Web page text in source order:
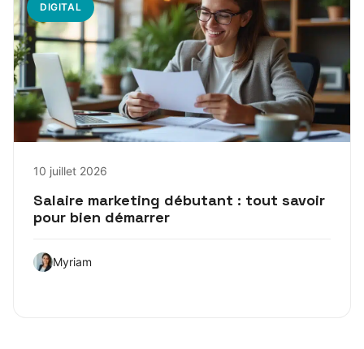
DIGITAL
10 juillet 2026
Salaire marketing débutant : tout savoir
pour bien démarrer
Myriam